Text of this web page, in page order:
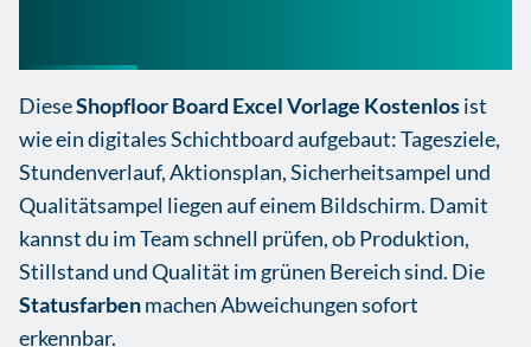
DieseShopfloor Board Excel Vorlage Kostenlosist
wie ein digitales Schichtboard aufgebaut: Tagesziele,
Stundenverlauf, Aktionsplan, Sicherheitsampel und
Qualitätsampel liegen auf einem Bildschirm. Damit
kannst du im Team schnell prüfen, ob Produktion,
Stillstand und Qualität im grünen Bereich sind. Die
Statusfarbenmachen Abweichungen sofort
erkennbar.